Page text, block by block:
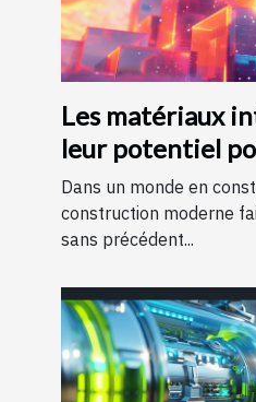
Les matériaux
leur potentiel
transformer la
moderne
Dans un monde en
construction moderne
sans précédent...